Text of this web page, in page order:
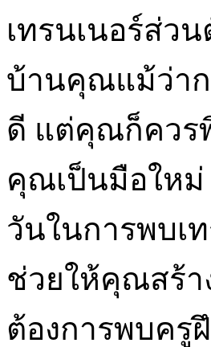
เทรนเนอร์ส่ว
บ้านคุณแม้ว่าก
ดี แต่คุณก็ควร
คุณเป็นมือใหม่
วันในการพบเ
ช่วยให้คุณสร้
ต้องการพบครู